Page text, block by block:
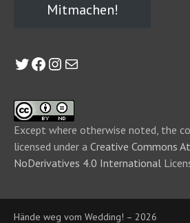
Mitmachen!
Twitter
Facebook
Instagram
E-Mail
Except where otherwise noted, the
licensed under a Creative Commons
NoDerivatives 4.0 International
Hände weg vom Wedding! – 2026